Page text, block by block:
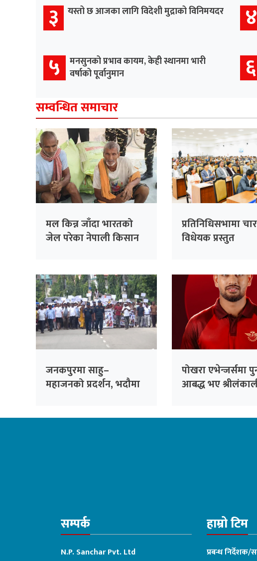
३ यस्तो छ आजका लागि विदेशी मुद्राको विनिमयदर ४
५
मनसुनको प्रभाव कायम, केही स्थानमा भारी
वर्षाको पूर्वानुमान
६
सम्वन्धित समाचार
मल किन्न जाँदा भारतको
जेल परेका नेपाली किसान
प्रतिनिधिसभामा चार
विधेयक प्रस्तुत
जनकपुरमा साहु–
महाजनको प्रदर्शन, भदौमा
पोखरा एभेन्जर्समा
आबद्ध भए
सम्पर्क
N.P. Sanchar Pvt. Ltd
हाम्रो टिम
प्रबन्ध निर्देशक/